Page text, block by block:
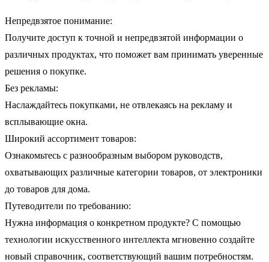
Непредвзятое понимание:
Получите доступ к точной и непредвзятой информации о
различных продуктах, что поможет вам принимать уверенные
решения о покупке.
Без рекламы:
Наслаждайтесь покупками, не отвлекаясь на рекламу и
всплывающие окна.
Широкий ассортимент товаров:
Ознакомьтесь с разнообразным выбором руководств,
охватывающих различные категории товаров, от электроники
до товаров для дома.
Путеводители по требованию:
Нужна информация о конкретном продукте? С помощью
технологии искусственного интеллекта мгновенно создайте
новый справочник, соответствующий вашим потребностям.